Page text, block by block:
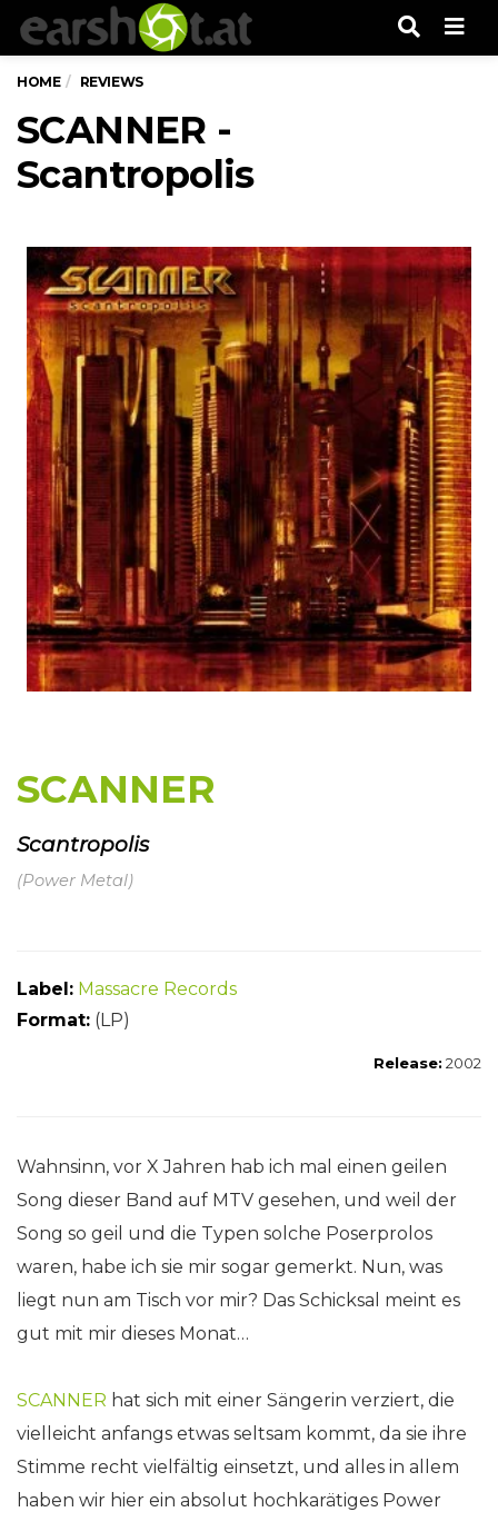
HOME REVIEWS
SCANNER -
Scantropolis
SCANNER
Scantropolis
(Power Metal)
Label: Massacre Records
Format: (LP)
Release: 2002
Wahnsinn, vor X Jahren hab ich mal einen geilen
Song dieser Band auf MTV gesehen, und weil der
Song so geil und die Typen solche Poserprolos
waren, habe ich sie mir sogar gemerkt. Nun, was
liegt nun am Tisch vor mir? Das Schicksal meint es
gut mit mir dieses Monat…
SCANNER hat sich mit einer Sängerin verziert, die
vielleicht anfangs etwas seltsam kommt, da sie ihre
Stimme recht vielfältig einsetzt, und alles in allem
haben wir hier ein absolut hochkarätiges Power